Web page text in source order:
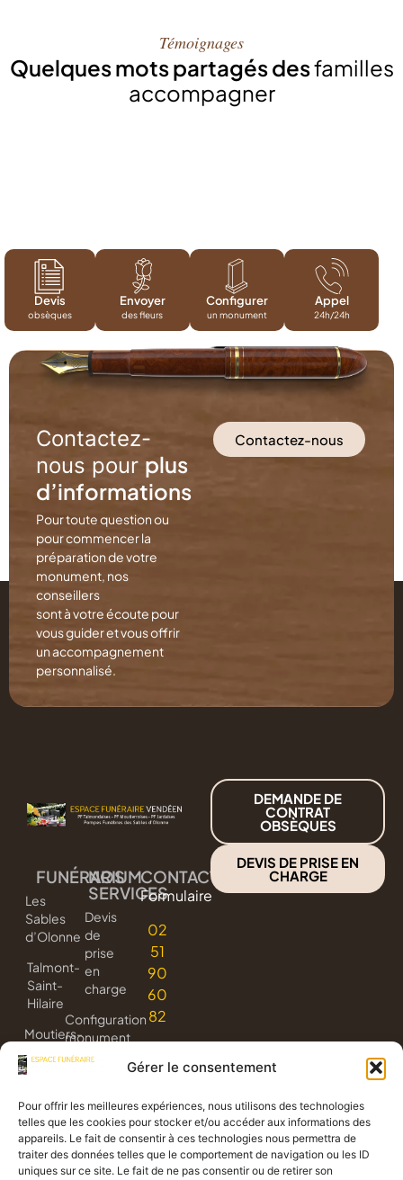
Gérer le consentement
Pour offrir les meilleures expériences, nous utilisons des technologies
telles que les cookies pour stocker et/ou accéder aux informations des
appareils. Le fait de consentir à ces technologies nous permettra de
traiter des données telles que le comportement de navigation ou les ID
uniques sur ce site. Le fait de ne pas consentir ou de retirer son
Témoignages
Quelques mots partagés desfamilles
accompagner
Devis
obsèques
Envoyer
des fleurs
Configurer
un monument
Appel
24h/24h
Contactez-
nous pour plus
d’informations
Pour toute question ou
pour commencer la
préparation de votre
monument, nos
conseillers
sont à votre écoute pour
vous guider et vous offrir
un accompagnement
personnalisé.
Contactez-nous
FUNÉRARIUM
Les
Sables
d’Olonne
Talmont-
Saint-
Hilaire
Moutiers-
les-
Mauxfaits
Jard-
sur-
Mer
NOS
SERVICES
Devis
de
prise
en
charge
Configuration
monument
3D
de
fleurs
Avis
de
CONTACT
Formulaire
02
51
90
60
82
DEMANDE DE
CONTRAT
OBSÈQUES
DEVIS DE PRISE EN
CHARGE